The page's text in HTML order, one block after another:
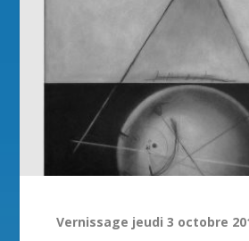
Vernissage jeudi 3 octobre